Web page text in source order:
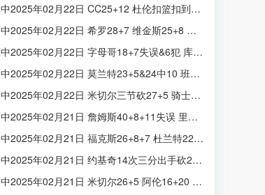
中2025年02月22日 CC25+12 杜伦扣篮扣到爽 凯尔登13中11 活塞3人20+大胜马刺
中2025年02月22日 希罗28+7 维金斯25+8 巴雷特29分 热火加时击败猛龙
中2025年02月22日 字母哥18+7失误&6犯 库兹马19+8 普尔11中3 雄鹿险胜奇才
中2025年02月22日 莫兰特23+5&24中10 班凯罗失绝杀&21中5 灰熊险胜魔术止连败
中2025年02月22日 米切尔三节砍27+5 骑士替补合砍70分+主场36分大胜尼克斯
中2025年02月21日 詹姆斯40+8+11失误 里夫斯32+7 东契奇缺阵 湖人三杀开拓者
中2025年02月21日 福克斯26+8+7 杜兰特22分 布克14中4 马刺7人上双送太阳4连败
中2025年02月21日 约基奇14次三分出手砍29+17+9 威少复出8+7 掘金轻取黄蜂
中2025年02月21日 米切尔26+5 阿伦16+20 拉塞尔7中1&伤退 骑士撕破篮网取5连胜